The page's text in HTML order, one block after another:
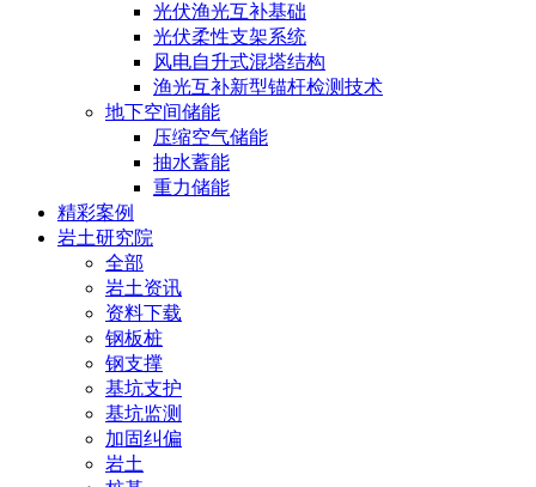
光伏渔光互补基础
光伏柔性支架系统
风电自升式混塔结构
渔光互补新型锚杆检测技术
地下空间储能
压缩空气储能
抽水蓄能
重力储能
精彩案例
岩土研究院
全部
岩土资讯
资料下载
钢板桩
钢支撑
基坑支护
基坑监测
加固纠偏
岩土